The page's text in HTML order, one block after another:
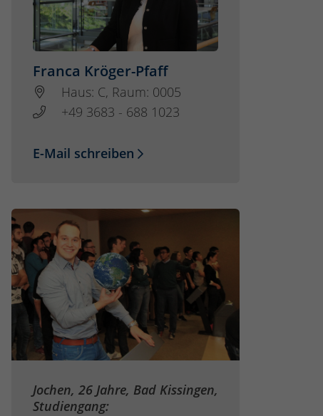
Franca Kröger-Pfaff
Haus: C, Raum: 0005
+49 3683 - 688 1023
E-Mail schreiben
Jochen, 26 Jahre, Bad Kissingen,
Studiengang: